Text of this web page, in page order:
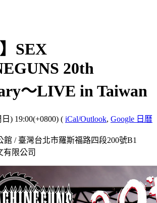
SEX
20th
～LIVE in Taiwan
日) 19:00(+0800) ( iCal/Outlook, Google 日曆
館 / 臺灣台北市羅斯福路四段200號B1
有限公司